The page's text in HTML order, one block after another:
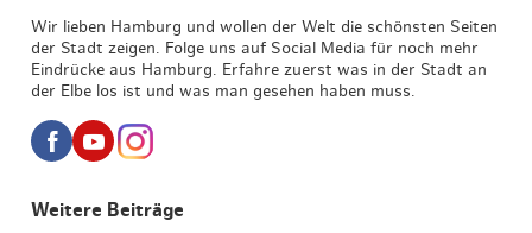
Wir lieben Hamburg und wollen der Welt die schönsten Seiten
der Stadt zeigen. Folge uns auf Social Media für noch mehr
Eindrücke aus Hamburg. Erfahre zuerst was in der Stadt an
der Elbe los ist und was man gesehen haben muss.
Weitere Beiträge